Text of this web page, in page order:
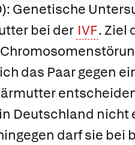
Genetische
bei der IVF. Ziel
das Paar gegen
Deutschland nicht
darf sie bei